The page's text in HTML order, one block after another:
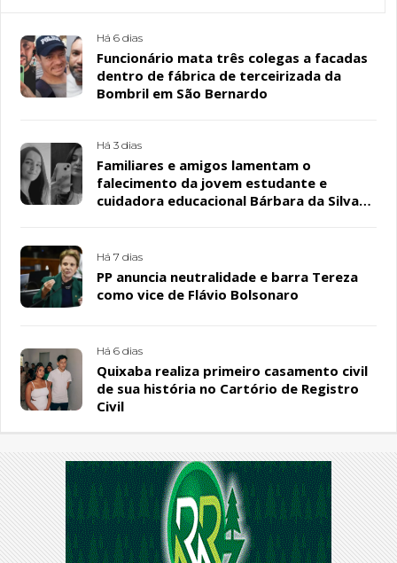
Há 6 dias
Funcionário mata três colegas a facadas
dentro de fábrica de terceirizada da
Bombril em São Bernardo
Há 3 dias
Familiares e amigos lamentam o
falecimento da jovem estudante e
cuidadora educacional Bárbara da Silva
Há 7 dias
PP anuncia neutralidade e barra Tereza
como vice de Flávio Bolsonaro
Há 6 dias
Quixaba realiza primeiro casamento civil
de sua história no Cartório de Registro
Civil